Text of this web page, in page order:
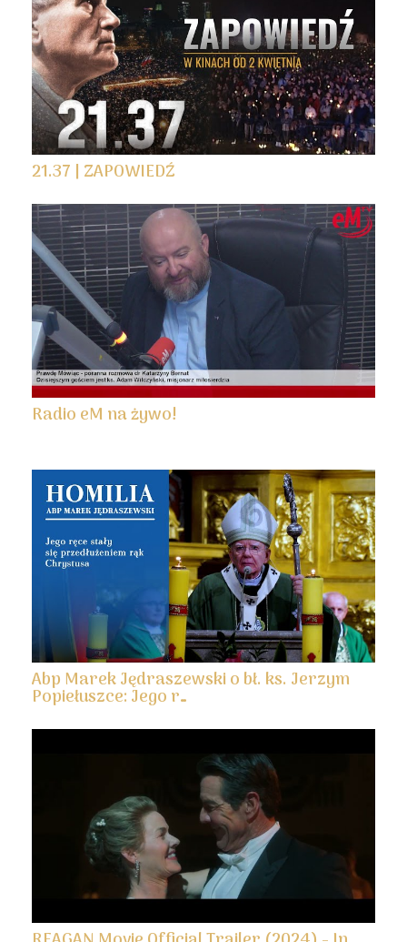
21.37 | ZAPOWIEDŹ
Radio eM na żywo!
Abp Marek Jędraszewski o bł. ks. Jerzym
Popiełuszce: Jego r…